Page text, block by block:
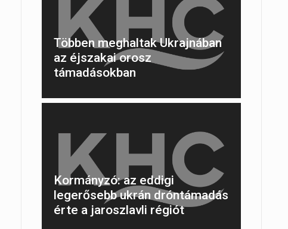
Többen meghaltak Ukrajnában
az éjszakai orosz
támadásokban
Kormányzó: az eddigi
legerősebb ukrán dróntámadás
érte a jaroszlavli régiót